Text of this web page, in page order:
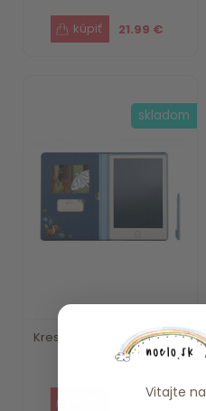
21.99 €
Kresliaci tablet Blue Forest
Friends ...
15.79 €
skladom
Vitajte na